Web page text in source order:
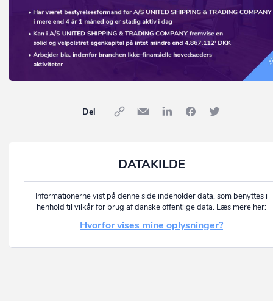
Del
DATAKILDE
Informationerne vist på denne side indeholder data, som benyttes i
henhold til vilkår for brug af danske offentlige data. Læs mere her:
Hvorfor vises mine oplysninger?